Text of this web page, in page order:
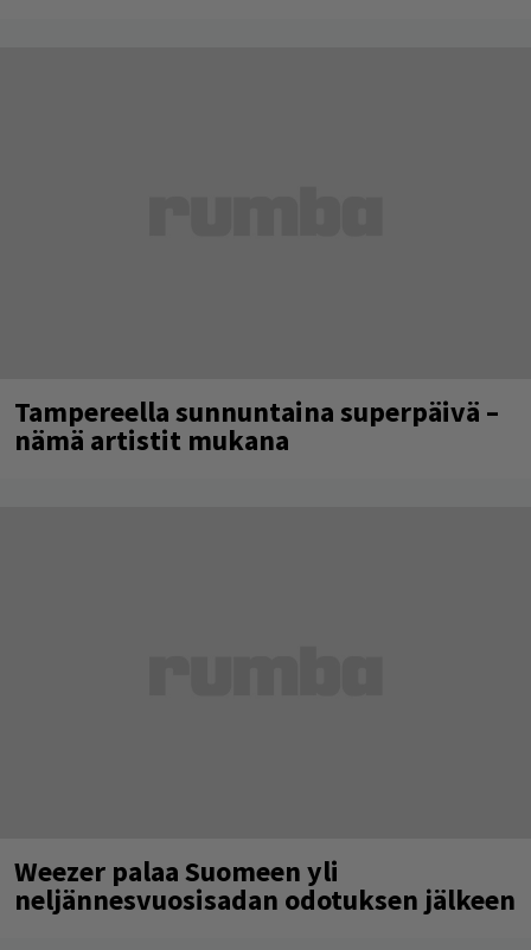
Tampereella sunnuntaina superpäivä –
nämä artistit mukana
Weezer palaa Suomeen yli
neljännesvuosisadan odotuksen jälkeen